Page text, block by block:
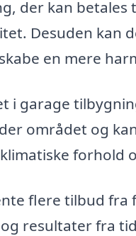
der kan betales
Desuden kan
en mere
i garage
området og
forhold
flere tilbud fra
resultater fra